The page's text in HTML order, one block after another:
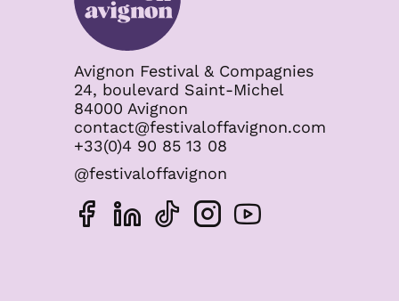
Avignon Festival & Compagnies
24, boulevard Saint-Michel
84000 Avignon
contact@festivaloffavignon.com
+33(0)4 90 85 13 08
@festivaloffavignon